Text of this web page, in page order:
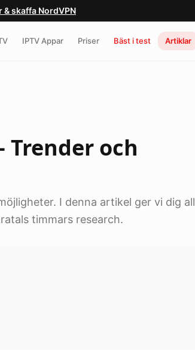
& skaffa NordVPN
IPTV Appar Priser Bäst i test Artiklar
Trender och
I denna artikel ger vi dig all
timmars research.